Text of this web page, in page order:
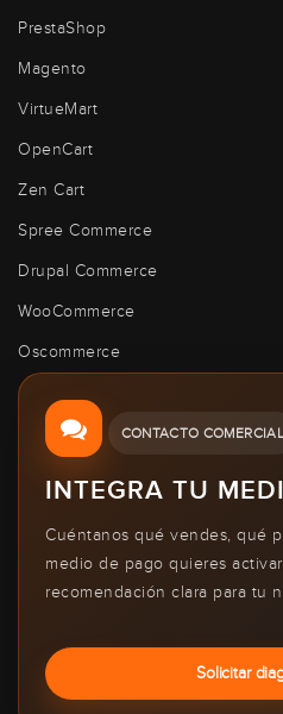
PrestaShop
Magento
VirtueMart
OpenCart
Zen Cart
Spree Commerce
Drupal Commerce
WooCommerce
Oscommerce
CONTACTO COMERCIAL
INTEGRA TU
Cuéntanos qué vendes, qué
medio de pago quieres
recomendación clara para tu
Solicitar